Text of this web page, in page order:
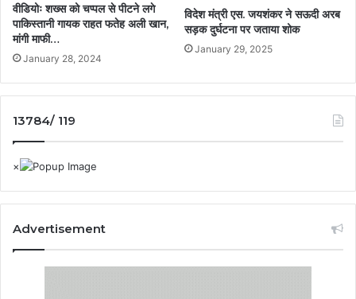
वीडियोः शख्स को चप्पल से पीटने लगे
पाकिस्तानी गायक राहत फतेह अली खान,
मांगी माफी…
January 28, 2024
विदेश मंत्री एस. जयशंकर ने सऊदी अरब
सड़क दुर्घटना पर जताया शोक
January 29, 2025
13784/ 119
Advertisement